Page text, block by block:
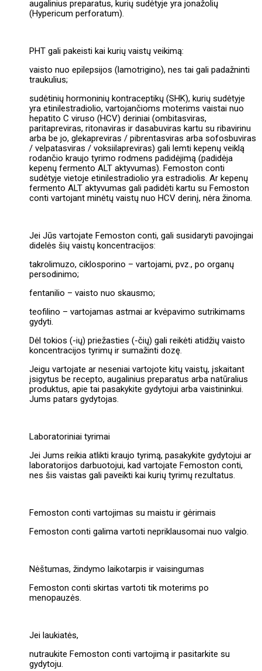
augalinius preparatus, kurių sudėtyje yra jonažolių
(Hypericum perforatum).
PHT gali pakeisti kai kurių vaistų veikimą:
vaisto nuo epilepsijos (lamotrigino), nes tai gali padažninti
traukulius;
sudėtinių hormoninių kontraceptikų (SHK), kurių sudėtyje
yra etinilestradiolio, vartojančioms moterims vaistai nuo
hepatito C viruso (HCV) deriniai (ombitasviras,
paritapreviras, ritonaviras ir dasabuviras kartu su ribavirinu
arba be jo, glekapreviras / pibrentasviras arba sofosbuviras
/ velpatasviras / voksiilapreviras) gali lemti kepenų veiklą
rodančio kraujo tyrimo rodmens padidėjimą (padidėja
kepenų fermento ALT aktyvumas). Femoston conti
sudėtyje vietoje etinilestradiolio yra estradiolis. Ar kepenų
fermento ALT aktyvumas gali padidėti kartu su Femoston
conti vartojant minėtų vaistų nuo HCV derinį, nėra žinoma.
Jei Jūs vartojate Femoston conti, gali susidaryti pavojingai
didelės šių vaistų koncentracijos:
takrolimuzo, ciklosporino – vartojami, pvz., po organų
persodinimo;
fentanilio – vaisto nuo skausmo;
teofilino – vartojamas astmai ar kvėpavimo sutrikimams
gydyti.
Dėl tokios (-ių) priežasties (-čių) gali reikėti atidžių vaisto
koncentracijos tyrimų ir sumažinti dozę.
Jeigu vartojate ar neseniai vartojote kitų vaistų, įskaitant
įsigytus be recepto, augalinius preparatus arba natūralius
produktus, apie tai pasakykite gydytojui arba vaistininkui.
Jums patars gydytojas.
Laboratoriniai tyrimai
Jei Jums reikia atlikti kraujo tyrimą, pasakykite gydytojui ar
laboratorijos darbuotojui, kad vartojate Femoston conti,
nes šis vaistas gali paveikti kai kurių tyrimų rezultatus.
Femoston conti vartojimas su maistu ir gėrimais
Femoston conti galima vartoti nepriklausomai nuo valgio.
Nėštumas, žindymo laikotarpis ir vaisingumas
Femoston conti skirtas vartoti tik moterims po
menopauzės.
Jei laukiatės,
nutraukite Femoston conti vartojimą ir pasitarkite su
gydytoju.